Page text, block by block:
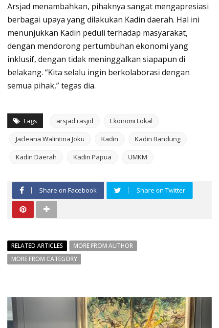
Arsjad menambahkan, pihaknya sangat mengapresiasi
berbagai upaya yang dilakukan Kadin daerah. Hal ini
menunjukkan Kadin peduli terhadap masyarakat,
dengan mendorong pertumbuhan ekonomi yang
inklusif, dengan tidak meninggalkan siapapun di
belakang. “Kita selalu ingin berkolaborasi dengan
semua pihak,” tegas dia.
Tags arsjad rasjid Ekonomi Lokal
Jacleana Walintina Joku Kadin Kadin Bandung
Kadin Daerah Kadin Papua UMKM
Share on Facebook Share on Twitter
RELATED ARTICLES
MORE FROM AUTHOR
MORE FROM CATEGORY